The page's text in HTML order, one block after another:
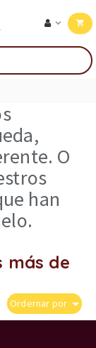
O
han
más de
Ordernar por